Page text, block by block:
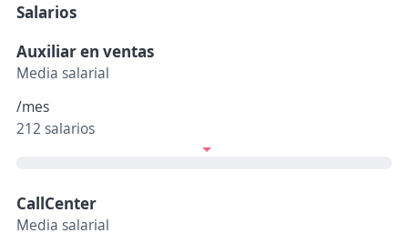
Salarios
Auxiliar en ventas
Media salarial
/mes
212 salarios
CallCenter
Media salarial